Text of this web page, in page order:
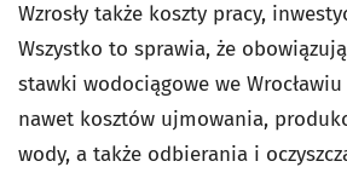
Wzrosły także koszty pracy,
Wszystko to sprawia, że
stawki wodociągowe we
nawet kosztów ujmowania,
wody, a także odbierania i